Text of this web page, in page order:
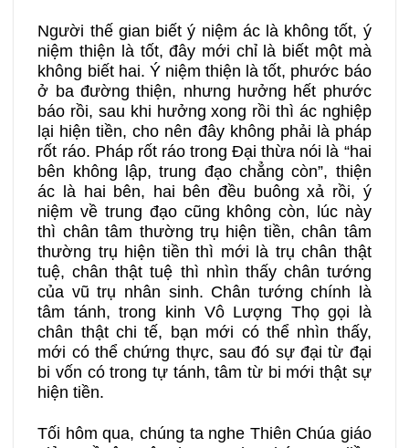
Người thế gian biết ý niệm ác là không tốt, ý
niệm thiện là tốt, đây mới chỉ là biết một mà
không biết hai. Ý niệm thiện là tốt, phước báo
ở ba đường thiện, nhưng hưởng hết phước
báo rồi, sau khi hưởng xong rồi thì ác nghiệp
lại hiện tiền, cho nên đây không phải là pháp
rốt ráo. Pháp rốt ráo trong Đại thừa nói là “hai
bên không lập, trung đạo chẳng còn”, thiện
ác là hai bên, hai bên đều buông xả rồi, ý
niệm về trung đạo cũng không còn, lúc này
thì chân tâm thường trụ hiện tiền, chân tâm
thường trụ hiện tiền thì mới là trụ chân thật
tuệ, chân thật tuệ thì nhìn thấy chân tướng
của vũ trụ nhân sinh. Chân tướng chính là
tâm tánh, trong kinh Vô Lượng Thọ gọi là
chân thật chi tế, bạn mới có thể nhìn thấy,
mới có thể chứng thực, sau đó sự đại từ đại
bi vốn có trong tự tánh, tâm từ bi mới thật sự
hiện tiền.
Tối hôm qua, chúng ta nghe Thiên Chúa giáo